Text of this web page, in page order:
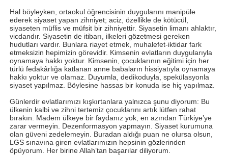
Hal böyleyken, ortaokul öğrencisinin duygularını manipüle
ederek siyaset yapan zihniyet; aciz, özellikle de kötücül,
siyaseten müflis ve müfsit bir zihniyettir. Siyasetin limanı ahlaktır,
vicdandır. Siyasetin de itibarı, ilkeleri gözetmesi gereken
hudutları vardır. Bunlara riayet etmek, muhalefet-iktidar fark
etmeksizin hepimizin görevidir. Kimsenin evlatların duygularıyla
oynamaya hakkı yoktur. Kimsenin, çocuklarının eğitimi için her
türlü fedakârlığa katlanan anne babaların hissiyatıyla oynamaya
hakkı yoktur ve olamaz. Duyumla, dedikoduyla, spekülasyonla
siyaset yapılmaz. Böylesine hassas bir konuda ise hiç yapılmaz.
Günlerdir evlatlarımızı kışkırtanlara yalnızca şunu diyorum: Bu
ülkenin kalbi ve zihni tertemiz çocuklarını artık lütfen rahat
bırakın. Madem ülkeye bir faydanız yok, en azından Türkiye’ye
zarar vermeyin. Dezenformasyon yapmayın. Siyaset kurumuna
olan güveni zedelemeyin. Buradan aldığı puan ne olursa olsun,
LGS sınavına giren evlatlarımızın hepsinin gözlerinden
öpüyorum. Her birine Allah’tan başarılar diliyorum.